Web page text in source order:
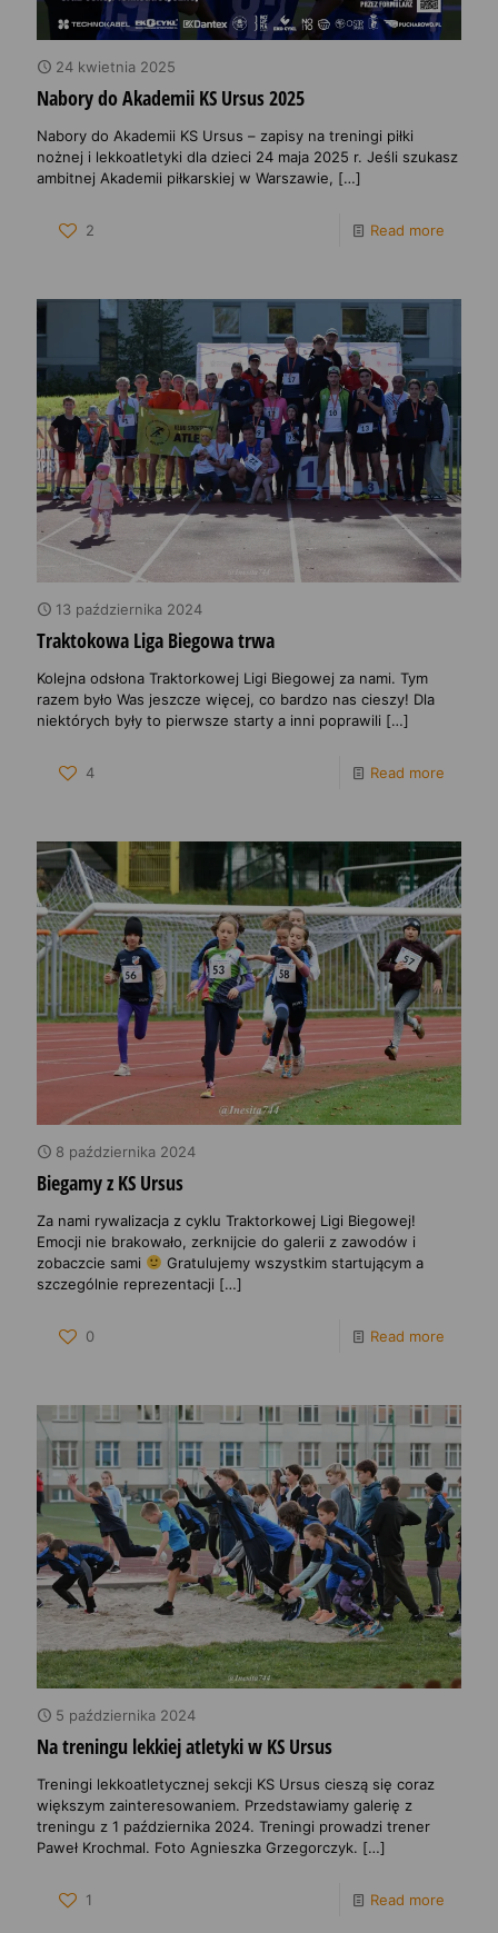
24 kwietnia 2025
Nabory do Akademii KS Ursus 2025
Nabory do Akademii KS Ursus – zapisy na treningi piłki
nożnej i lekkoatletyki dla dzieci 24 maja 2025 r. Jeśli szukasz
ambitnej Akademii piłkarskiej w Warszawie, […]
2 Read more
13 października 2024
Traktokowa Liga Biegowa trwa
Kolejna odsłona Traktorkowej Ligi Biegowej za nami. Tym
razem było Was jeszcze więcej, co bardzo nas cieszy! Dla
niektórych były to pierwsze starty a inni poprawili […]
4 Read more
8 października 2024
Biegamy z KS Ursus
Za nami rywalizacja z cyklu Traktorkowej Ligi Biegowej!
Emocji nie brakowało, zerknijcie do galerii z zawodów i
zobaczcie sami
Gratulujemy wszystkim startującym a
szczególnie reprezentacji […]
0 Read more
5 października 2024
Na treningu lekkiej atletyki w KS Ursus
Treningi lekkoatletycznej sekcji KS Ursus cieszą się coraz
większym zainteresowaniem. Przedstawiamy galerię z
treningu z 1 października 2024. Treningi prowadzi trener
Paweł Krochmal. Foto Agnieszka Grzegorczyk. […]
1 Read more